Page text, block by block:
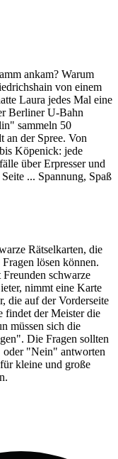
ankam? Warum
von einem
Laura jedes Mal eine
Berliner U-Bahn
sammeln 50
an der Spree. Von
Köpenick: jede
über Erpresser und
... Spannung, Spaß
Rätselkarten, die
lösen können.
schwarze
nimmt eine Karte
die auf der Vorderseite
findet der Meister die
müssen sich die
Die Fragen sollten
oder "Nein" antworten
kleine und große